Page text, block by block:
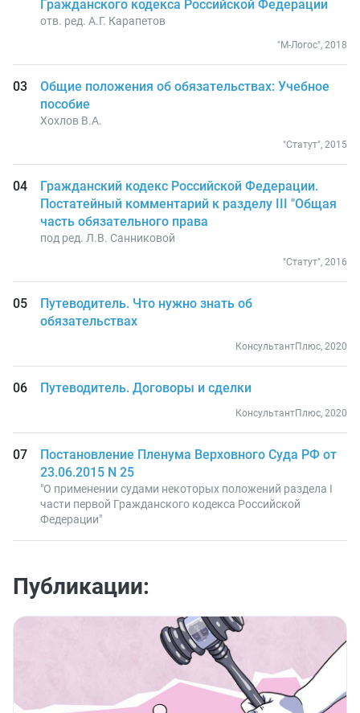
Гражданского кодекса Российской Федерации
отв. ред. А.Г. Карапетов
"М-Логос", 2018
Общие положения об обязательствах: Учебное
пособие
Хохлов В.А.
"Статут", 2015
Гражданский кодекс Российской Федерации.
Постатейный комментарий к разделу III "Общая
часть обязательного права
под ред. Л.В. Санниковой
"Статут", 2016
Путеводитель. Что нужно знать об
обязательствах
КонсультантПлюс, 2020
Путеводитель. Договоры и сделки
КонсультантПлюс, 2020
Постановление Пленума Верховного Суда РФ от
23.06.2015 N 25
"О применении судами некоторых положений раздела I
части первой Гражданского кодекса Российской
Федерации"
Публикации: